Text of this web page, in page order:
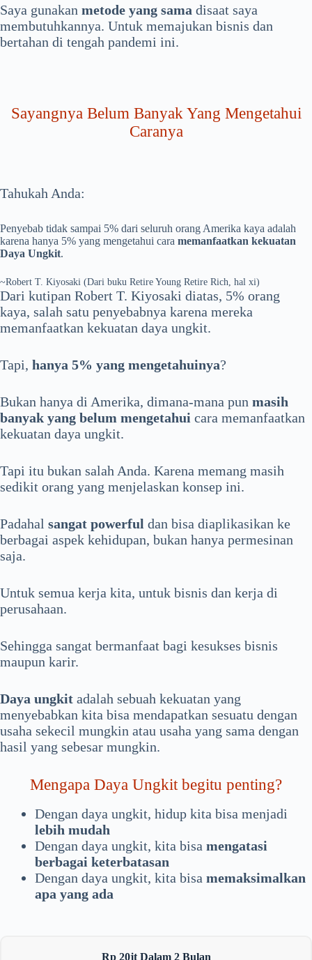
Saya gunakan metode yang sama disaat saya
membutuhkannya. Untuk memajukan bisnis dan
bertahan di tengah pandemi ini.
Sayangnya Belum Banyak Yang Mengetahui
Caranya
Tahukah Anda:
Penyebab tidak sampai 5% dari seluruh orang Amerika kaya adalah
karena hanya 5% yang mengetahui cara memanfaatkan kekuatan
Daya Ungkit.
~Robert T. Kiyosaki (Dari buku Retire Young Retire Rich, hal xi)
Dari kutipan Robert T. Kiyosaki diatas, 5% orang
kaya, salah satu penyebabnya karena mereka
memanfaatkan kekuatan daya ungkit.
Tapi, hanya 5% yang mengetahuinya?
Bukan hanya di Amerika, dimana-mana pun masih
banyak yang belum mengetahui cara memanfaatkan
kekuatan daya ungkit.
Tapi itu bukan salah Anda. Karena memang masih
sedikit orang yang menjelaskan konsep ini.
Padahal sangat powerful dan bisa diaplikasikan ke
berbagai aspek kehidupan, bukan hanya permesinan
saja.
Untuk semua kerja kita, untuk bisnis dan kerja di
perusahaan.
Sehingga sangat bermanfaat bagi kesukses bisnis
maupun karir.
Daya ungkit adalah sebuah kekuatan yang
menyebabkan kita bisa mendapatkan sesuatu dengan
usaha sekecil mungkin atau usaha yang sama dengan
hasil yang sebesar mungkin.
Mengapa Daya Ungkit begitu penting?
Dengan daya ungkit, hidup kita bisa menjadi
lebih mudah
Dengan daya ungkit, kita bisa mengatasi
berbagai keterbatasan
Dengan daya ungkit, kita bisa memaksimalkan
apa yang ada
Rp 20jt Dalam 2 Bulan